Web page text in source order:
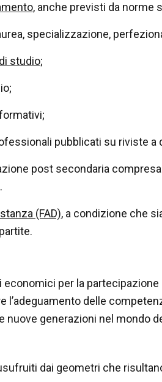
, anche previsti da norme
specializzazione,
studio;
pubblicati su riviste a
post secondaria
(FAD), a condizione che
economici per la partecipazione
l’adeguamento delle
nuove generazioni nel mondo
dai geometri che